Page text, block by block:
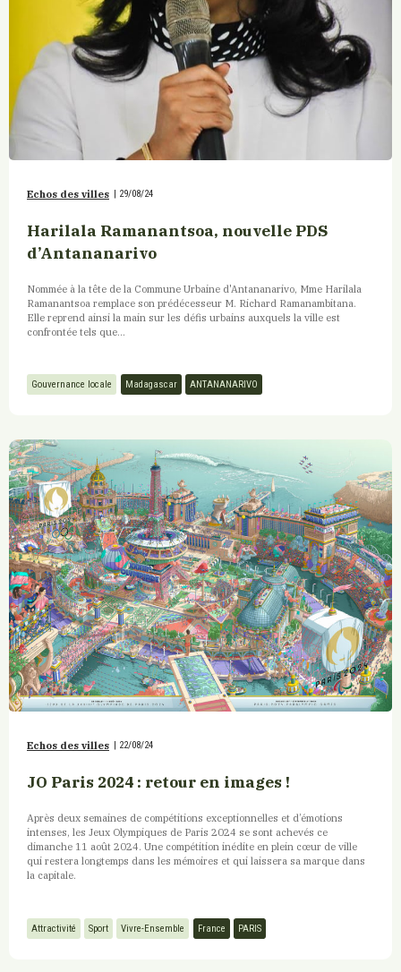
Echos des villes 29/08/24
Harilala Ramanantsoa, nouvelle PDS
d’Antananarivo
Nommée à la tête de la Commune Urbaine d'Antananarivo, Mme Harilala
Ramanantsoa remplace son prédécesseur M. Richard Ramanambitana.
Elle reprend ainsi la main sur les défis urbains auxquels la ville est
confrontée tels que...
Gouvernance locale Madagascar ANTANANARIVO
Echos des villes | 22/08/24
JO Paris 2024 : retour en images !
Après deux semaines de compétitions exceptionnelles et d’émotions
intenses, les Jeux Olympiques de Paris 2024 se sont achevés ce
dimanche 11 août 2024. Une compétition inédite en plein cœur de ville
qui restera longtemps dans les mémoires et qui laissera sa marque dans
la capitale.
Attractivité Sport Vivre-Ensemble France PARIS